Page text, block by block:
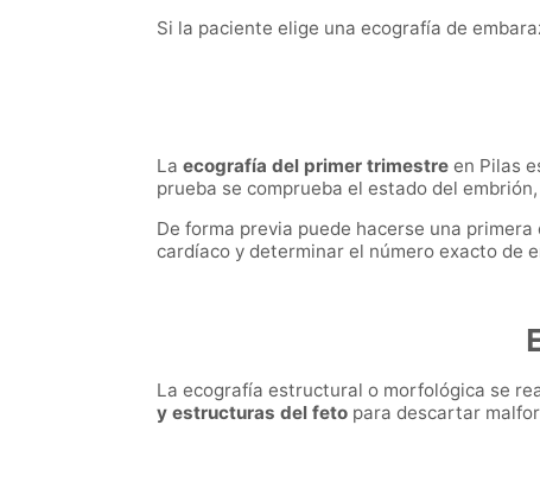
Si la paciente elige una ecografía de
La ecografía del primer trimestre en Pilas
prueba se comprueba el estado del
De forma previa puede hacerse una
cardíaco y determinar el número exacto de
La ecografía estructural o morfológica se
y estructuras del feto para descartar